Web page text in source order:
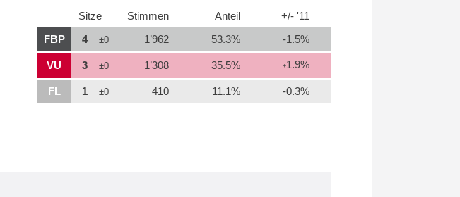
Sitze Stimmen Anteil
+/- '11
FBP
4 ±0 1’962 53.3% -1.5%
VU 3 ±0 1’308 35.5% +1.9%
FL 1 ±0 410 11.1% -0.3%